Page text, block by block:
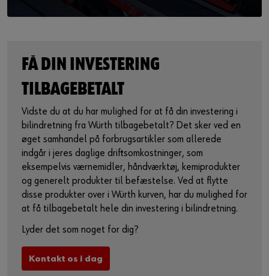
FÅ DIN INVESTERING
TILBAGEBETALT
Vidste du at du har mulighed for at få din investering i
bilindretning fra Würth tilbagebetalt? Det sker ved en
øget samhandel på forbrugsartikler som allerede
indgår i jeres daglige driftsomkostninger, som
eksempelvis værnemidler, håndværktøj, kemiprodukter
og generelt produkter til befæstelse. Ved at flytte
disse produkter over i Würth kurven, har du mulighed for
at få tilbagebetalt hele din investering i bilindretning.
Lyder det som noget for dig?
Kontakt os i dag